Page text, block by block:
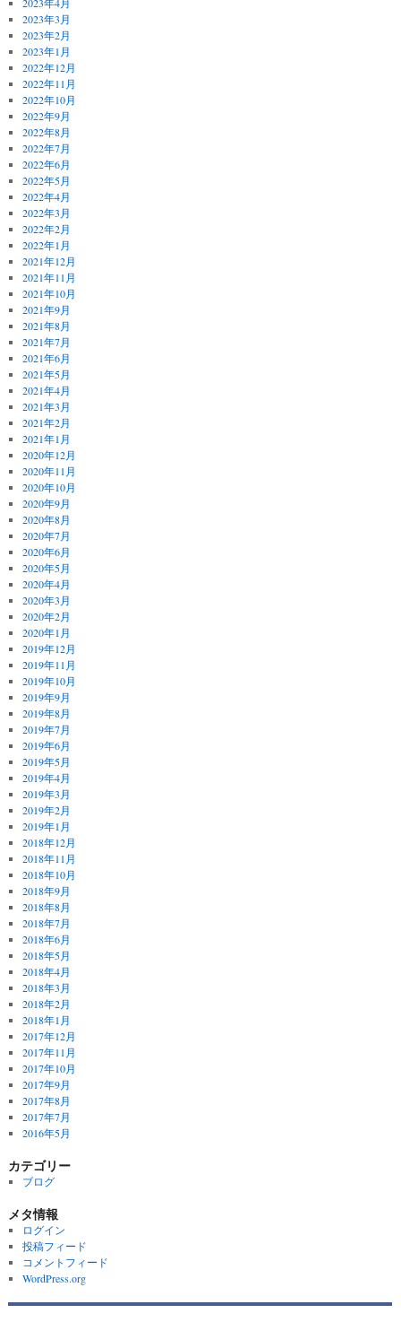
2023年4月
2023年3月
2023年2月
2023年1月
2022年12月
2022年11月
2022年10月
2022年9月
2022年8月
2022年7月
2022年6月
2022年5月
2022年4月
2022年3月
2022年2月
2022年1月
2021年12月
2021年11月
2021年10月
2021年9月
2021年8月
2021年7月
2021年6月
2021年5月
2021年4月
2021年3月
2021年2月
2021年1月
2020年12月
2020年11月
2020年10月
2020年9月
2020年8月
2020年7月
2020年6月
2020年5月
2020年4月
2020年3月
2020年2月
2020年1月
2019年12月
2019年11月
2019年10月
2019年9月
2019年8月
2019年7月
2019年6月
2019年5月
2019年4月
2019年3月
2019年2月
2019年1月
2018年12月
2018年11月
2018年10月
2018年9月
2018年8月
2018年7月
2018年6月
2018年5月
2018年4月
2018年3月
2018年2月
2018年1月
2017年12月
2017年11月
2017年10月
2017年9月
2017年8月
2017年7月
2016年5月
カテゴリー
ブログ
メタ情報
ログイン
投稿フィード
コメントフィード
WordPress.org